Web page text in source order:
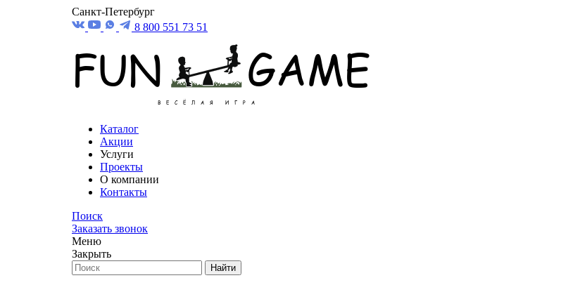
Санкт-Петербург
8 800 551 73 51
Каталог
Акции
Услуги
Проекты
О компании
Контакты
Поиск
Заказать звонок
Меню
Закрыть
Найти